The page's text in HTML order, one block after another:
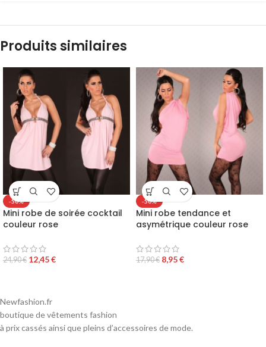
Produits similaires
-50%
Mini robe de soirée cocktail
couleur rose
24,90€ 12,45€
-50%
Mini robe tendance et
asymétrique couleur rose
17,90€ 8,95€
Newfashion.fr
boutique de vêtements fashion
à prix cassés ainsi que pleins d’accessoires de mode.